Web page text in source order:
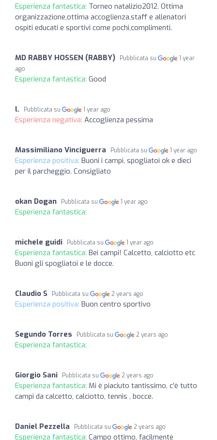
Esperienza fantastica: Torneo natalizio2012. Ottima
organizzazione,ottima accoglienza,staff e allenatori
ospiti educati e sportivi come pochi,complimenti.
MD RABBY HOSSEN (RABBY) Pubblicata su
1 year
ago
Esperienza fantastica: Good
l. Pubblicata su 1 year ago
Esperienza negativa: Accoglienza pessima
Massimiliano Vinciguerra Pubblicata su 1 year ago
Esperienza positiva: Buoni i campi, spogliatoi ok e dieci
per il parcheggio. Consigliato
okan Dogan Pubblicata su 1 year ago
Esperienza fantastica:
michele guidi Pubblicata su 1 year ago
Esperienza fantastica: Bei campi! Calcetto, calciotto etc
Buoni gli spogliatoi e le docce.
Claudio S Pubblicata su 2 years ago
Esperienza positiva: Buon centro sportivo
Segundo Torres Pubblicata su 2 years ago
Esperienza fantastica:
Giorgio Sani Pubblicata su 2 years ago
Esperienza fantastica: Mi è piaciuto tantissimo, c'è tutto
campi da calcetto, calciotto, tennis , bocce.
Daniel Pezzella Pubblicata su 2 years ago
Esperienza fantastica: Campo ottimo, facilmente